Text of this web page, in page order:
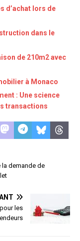
d’achat lors de
dans le
de 210m2 avec
à Monaco
: Une science
transactions
la demande de
les